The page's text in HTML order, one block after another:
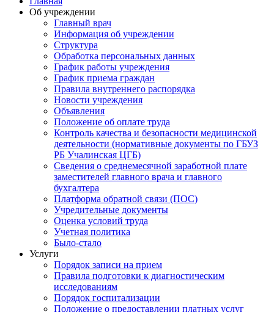
Об учреждении
Главный врач
Информация об учреждении
Структура
Обработка персональных данных
График работы учреждения
График приема граждан
Правила внутреннего распорядка
Новости учреждения
Объявления
Положение об оплате труда
Контроль качества и безопасности медицинской
деятельности (нормативные документы по ГБУЗ
РБ Учалинская ЦГБ)
Сведения о среднемесячной заработной плате
заместителей главного врача и главного
бухгалтера
Платформа обратной связи (ПОС)
Учредительные документы
Оценка условий труда
Учетная политика
Было-стало
Услуги
Порядок записи на прием
Правила подготовки к диагностическим
исследованиям
Порядок госпитализации
Положение о предоставлении платных услуг